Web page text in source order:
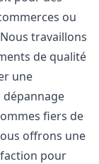
ou
travaillons
de qualité
une
fiers de
offrons une
pour